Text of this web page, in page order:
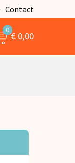
Contact
0
€ 0,00